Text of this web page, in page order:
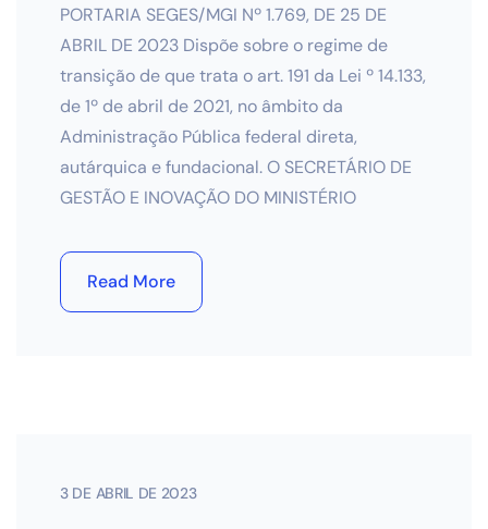
PORTARIA SEGES/MGI Nº 1.769, DE 25 DE
ABRIL DE 2023 Dispõe sobre o regime de
transição de que trata o art. 191 da Lei º 14.133,
de 1º de abril de 2021, no âmbito da
Administração Pública federal direta,
autárquica e fundacional. O SECRETÁRIO DE
GESTÃO E INOVAÇÃO DO MINISTÉRIO
Read More
3 DE ABRIL DE 2023